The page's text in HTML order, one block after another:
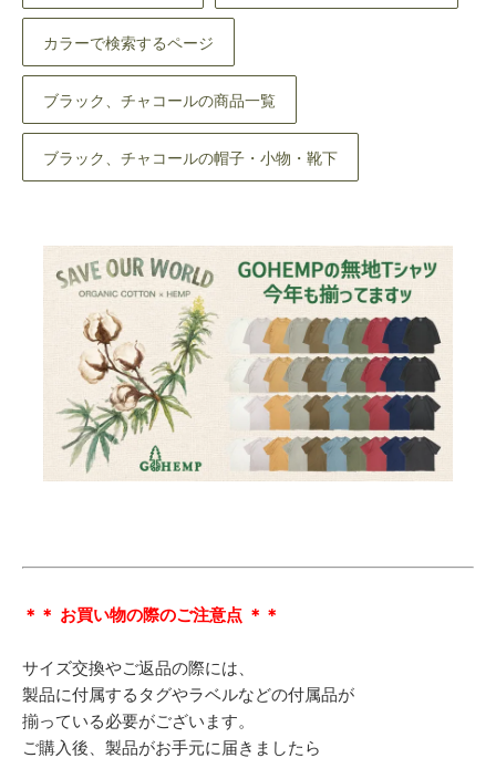
カラーで検索するページ
ブラック、チャコールの商品一覧
ブラック、チャコールの帽子・小物・靴下
＊＊ お買い物の際のご注意点 ＊＊
サイズ交換やご返品の際には、
製品に付属するタグやラベルなどの付属品が
揃っている必要がございます。
ご購入後、製品がお手元に届きましたら